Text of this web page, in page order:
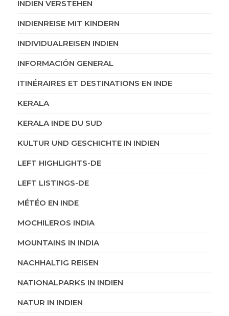
INDIEN VERSTEHEN
INDIENREISE MIT KINDERN
INDIVIDUALREISEN INDIEN
INFORMACIÓN GENERAL
ITINÉRAIRES ET DESTINATIONS EN INDE
KERALA
KERALA INDE DU SUD
KULTUR UND GESCHICHTE IN INDIEN
LEFT HIGHLIGHTS-DE
LEFT LISTINGS-DE
MÉTÉO EN INDE
MOCHILEROS INDIA
MOUNTAINS IN INDIA
NACHHALTIG REISEN
NATIONALPARKS IN INDIEN
NATUR IN INDIEN